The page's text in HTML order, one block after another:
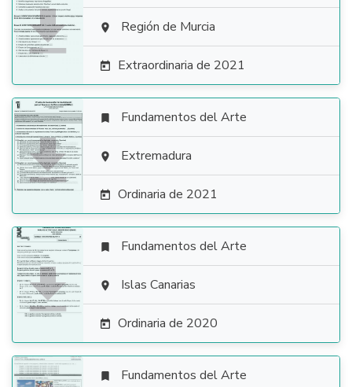
  Región de Murcia
 Extraordinaria de 2021

 Fundamentos del Arte
 Extremadura
 Ordinaria de 2021

 Fundamentos del Arte
 Islas Canarias
 Ordinaria de 2020
 Fundamentos del Arte